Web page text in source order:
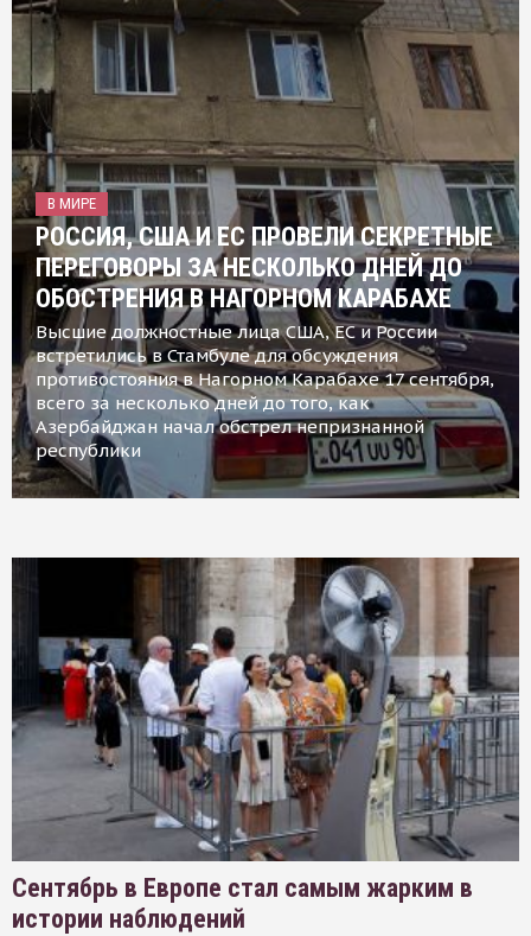
В МИРЕ
РОССИЯ, США И ЕС ПРОВЕЛИ СЕКРЕТНЫЕ
ПЕРЕГОВОРЫ ЗА НЕСКОЛЬКО ДНЕЙ ДО
ОБОСТРЕНИЯ В НАГОРНОМ КАРАБАХЕ
Высшие должностные лица США, ЕС и России
встретились в Стамбуле для обсуждения
противостояния в Нагорном Карабахе 17 сентября,
всего за несколько дней до того, как
Азербайджан начал обстрел непризнанной
республики
Сентябрь в Европе стал самым жарким в
истории наблюдений